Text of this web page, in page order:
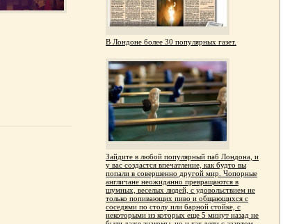
В Лондоне более 30 популярных газет.
Зайдите в любой популярный паб Лондона, и
у вас создастся впечатление, как будто вы
попали в совершенно другой мир. Чопорные
англичане неожиданно превращаются в
шумных, веселых людей, с удовольствием не
только попивающих пиво и общающихся с
соседями по столу или барной стойке, с
некоторыми из которых еще 5 минут назад не